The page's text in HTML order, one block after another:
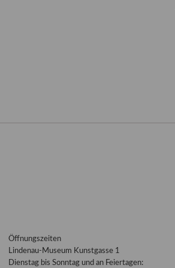
Öffnungszeiten
Lindenau-Museum Kunstgasse 1
Dienstag bis Sonntag und an Feiertagen: